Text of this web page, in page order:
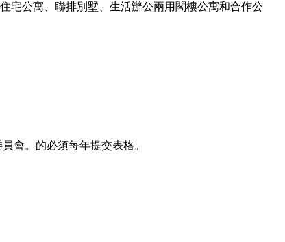
宅公寓、聯排別墅、生活辦公兩用閣樓公寓和合作公
會。的必須每年提交表格。